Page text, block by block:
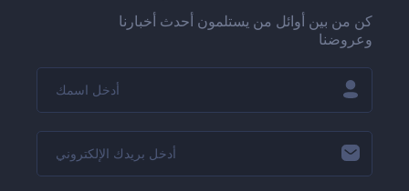
كن من بين أوائل من يستلمون أحدث أخبارنا
وعروضنا